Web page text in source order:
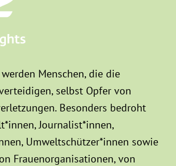
Menschen, die die
selbst Opfer von
Besonders bedroht
Journalist*innen,
Umweltschützer*innen sowie
Frauenorganisationen, von